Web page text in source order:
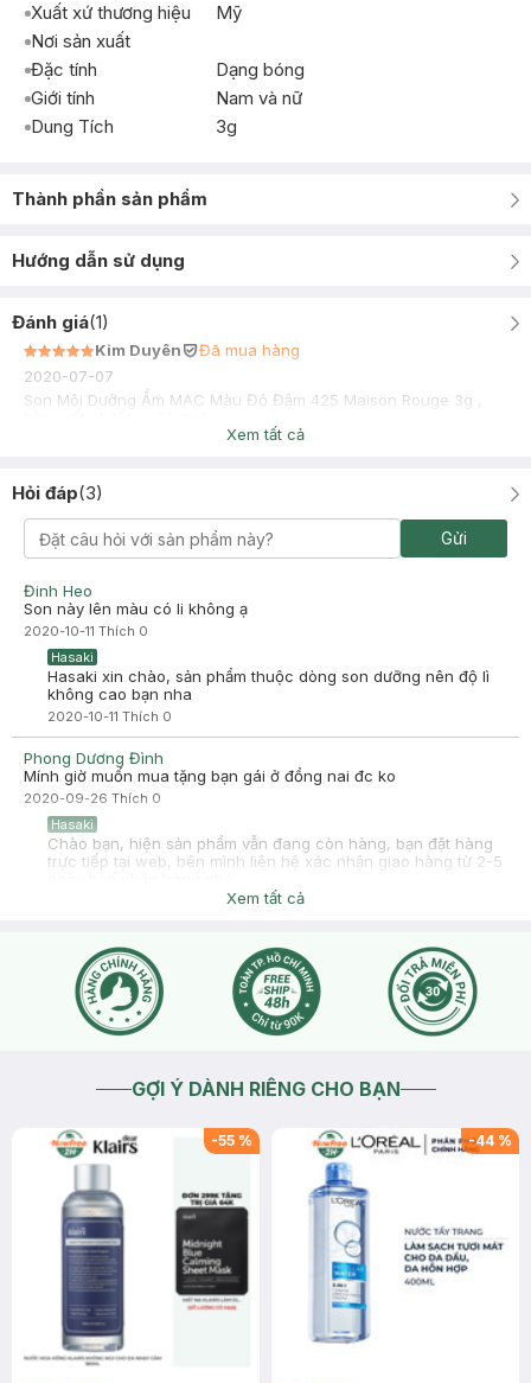
Xuất xứ thương hiệu
Mỹ
Nơi sản xuất
Đặc tính
Dạng bóng
Giới tính
Nam và nữ
Dung Tích
3g
Thành phần sản phẩm
Hướng dẫn sử dụng
Đánh giá(1)
Kim Duyên
Đã mua hàng
2020-07-07
Son Môi Dưỡng Ẩm MAC Màu Đỏ Đậm 425 Maison Rouge 3g ,
Xem tất cả
Hỏi đáp(3)
Gửi
Đinh Heo
Son này lên màu có li không ạ
2020-10-11 Thích 0
Hasaki
Hasaki xin chào, sản phẩm thuộc dòng son dưỡng nên độ lì
không cao bạn nha
2020-10-11 Thích 0
Phong Dương Đình
Mính giờ muốn mua tặng bạn gái ở đồng nai đc ko
2020-09-26 Thích 0
Hasaki
Chào bạn, hiện sản phẩm vẫn đang còn hàng, bạn đặt hàng
trực tiếp tại web, bên mình liên hệ xác nhận giao hàng từ 2-5
Xem tất cả
GỢI Ý DÀNH RIÊNG CHO BẠN
-55 % -44 %